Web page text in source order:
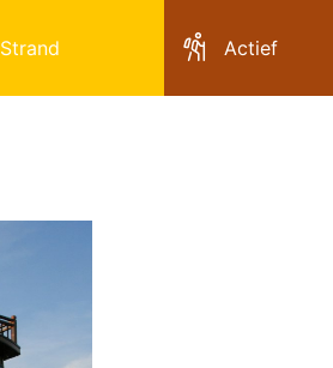
Strand Actief